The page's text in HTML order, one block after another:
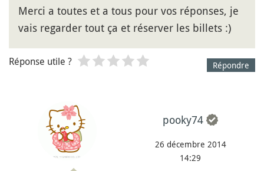
Merci a toutes et a tous pour vos réponses, je
vais regarder tout ça et réserver les billets :)
Répondre
Réponse utile ?
pooky74
26 décembre 2014
14:29